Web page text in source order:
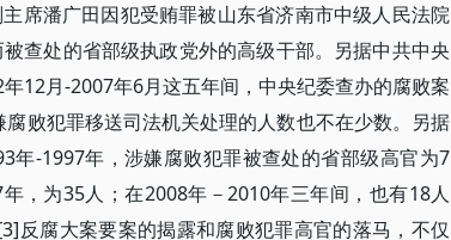
席潘广田因犯受贿罪被山东省济南市中级人民法院
查处的省部级执政党外的高级干部。另据中共中央
12月-2007年6月这五年间，中央纪委查办的腐败案
败犯罪移送司法机关处理的人数也不在少数。另据
年-1997年，涉嫌腐败犯罪被查处的省部级高官为7
，为35人；在2008年－2010年三年间，也有18人
反腐大案要案的揭露和腐败犯罪高官的落马，不仅